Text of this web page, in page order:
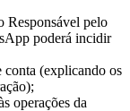
Responsável pelo
poderá incidir
conta (explicando os
operações da